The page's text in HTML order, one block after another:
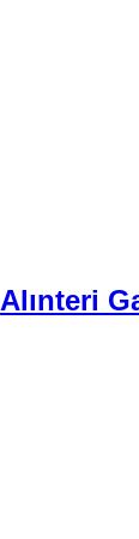
Alınteri